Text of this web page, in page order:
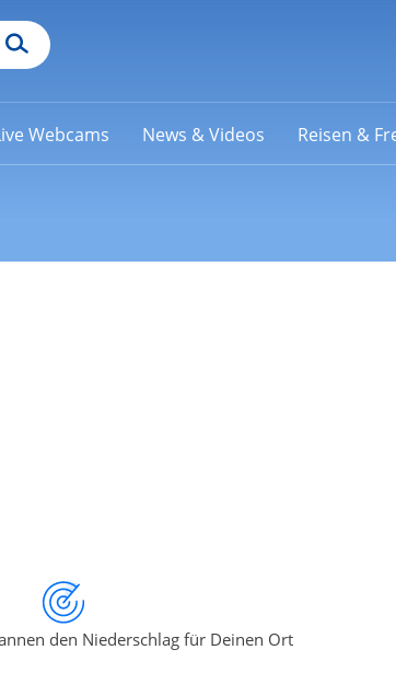
Webcams News & Videos Reisen &
den Niederschlag für Deinen Ort